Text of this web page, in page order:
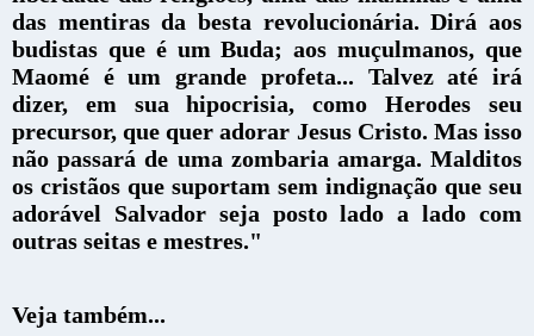
das mentiras da besta revolucionária. Dirá aos
budistas que é um Buda; aos muçulmanos, que
Maomé é um grande profeta... Talvez até irá
dizer, em sua hipocrisia, como Herodes seu
precursor, que quer adorar Jesus Cristo. Mas isso
não passará de uma zombaria amarga. Malditos
os cristãos que suportam sem indignação que seu
adorável Salvador seja posto lado a lado com
outras seitas e mestres."
Veja também...